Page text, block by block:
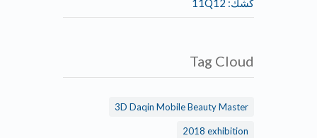
Tag Cloud
3D Daqin Mobile Beauty Master
2018 exhibition